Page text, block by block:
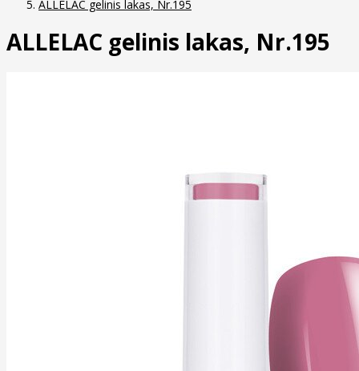
ALLELAC gelinis lakas, Nr.195
ALLELAC gelinis lakas, Nr.195